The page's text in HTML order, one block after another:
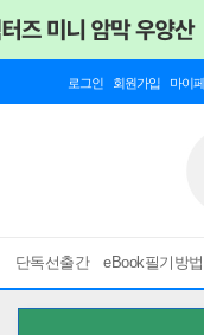
로그인 회원가입 마이
단독선출간 eBook필기방법